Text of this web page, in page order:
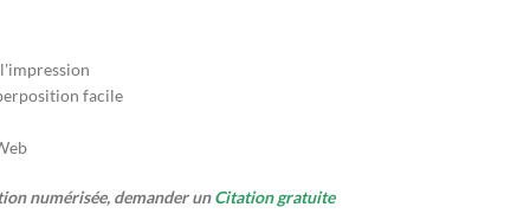
facile
numérisée, demander unCitation gratuite